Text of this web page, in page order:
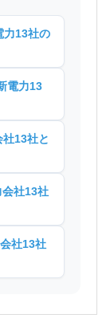
力13社の
電力13
13社と
社13社
社13社